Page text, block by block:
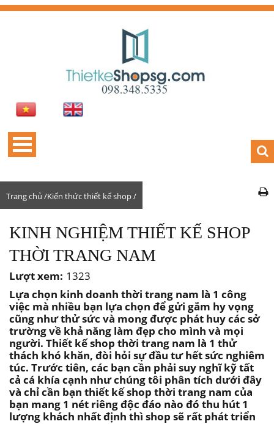
Trang chủ /Kiến thức thiết kế shop /
KINH NGHIỆM THIẾT KẾ SHOP
THỜI TRANG NAM
Lượt xem: 1323
Lựa chọn kinh doanh thời trang nam là 1 công
việc mà nhiều bạn lựa chọn để gửi gắm hy vọng
cũng như thử sức và mong được phát huy các sở
trường về khả năng làm đẹp cho mình và mọi
người. Thiết kế shop thời trang nam là 1 thử
thách khó khăn, đòi hỏi sự đầu tư hết sức nghiêm
túc. Trước tiên, các bạn cần phải suy nghĩ kỹ tất
cả cá khía cạnh như chúng tôi phân tích dưới đây
và chỉ cần bạn thiết kế shop thời trang nam của
bạn mang 1 nét riêng độc đáo nào đó thu hút 1
lượng khách nhất định thì shop sẽ rất phát triển